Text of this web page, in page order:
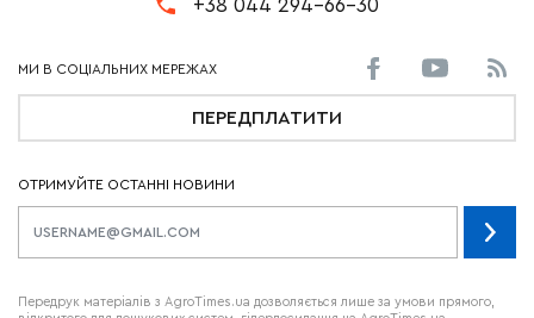
+38 044 294-66-30
ПЕРЕДПЛАТИТИ
ОТРИМУЙТЕ ОСТАННІ НОВИНИ
Передрук матеріалів з AgroTimes.ua дозволяється лише за умови прямого,